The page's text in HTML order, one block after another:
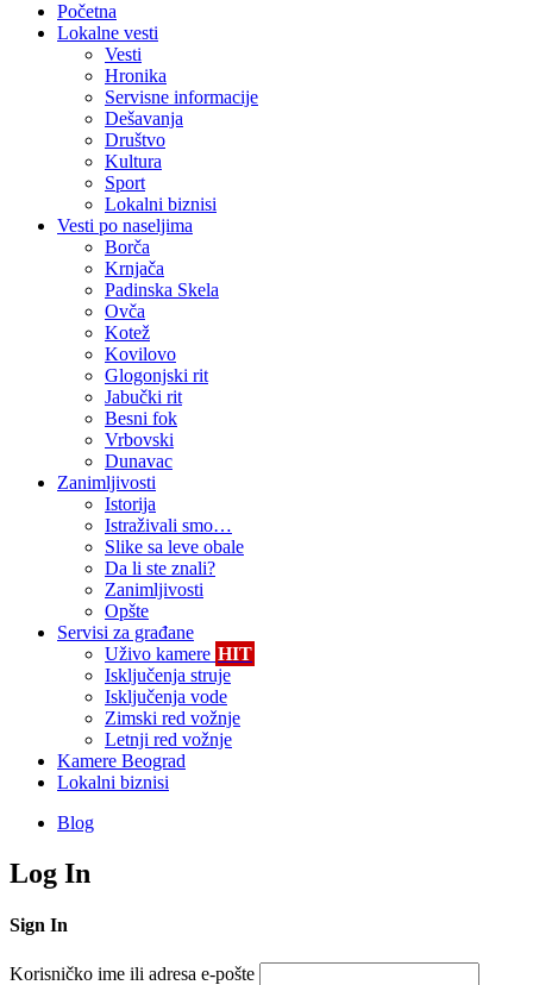
Početna
Lokalne vesti
Vesti
Hronika
Servisne informacije
Dešavanja
Društvo
Kultura
Sport
Lokalni biznisi
Vesti po naseljima
Borča
Krnjača
Padinska Skela
Ovča
Kotež
Kovilovo
Glogonjski rit
Jabučki rit
Besni fok
Vrbovski
Dunavac
Zanimljivosti
Istorija
Istraživali smo…
Slike sa leve obale
Da li ste znali?
Zanimljivosti
Opšte
Servisi za građane
Uživo kamere HIT
Isključenja struje
Isključenja vode
Zimski red vožnje
Letnji red vožnje
Kamere Beograd
Lokalni biznisi
Blog
Log In
Sign In
Korisničko ime ili adresa e-pošte